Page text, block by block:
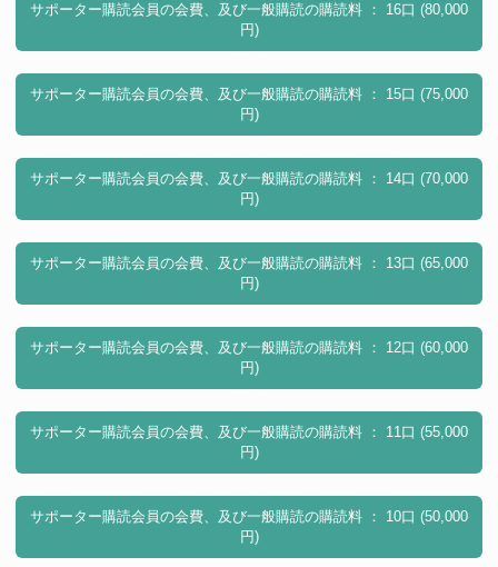
サポーター購読会員の会費、及び一般購読の購読料 ： 16口 (80,000
円)
サポーター購読会員の会費、及び一般購読の購読料 ： 15口 (75,000
円)
サポーター購読会員の会費、及び一般購読の購読料 ： 14口 (70,000
円)
サポーター購読会員の会費、及び一般購読の購読料 ： 13口 (65,000
円)
サポーター購読会員の会費、及び一般購読の購読料 ： 12口 (60,000
円)
サポーター購読会員の会費、及び一般購読の購読料 ： 11口 (55,000
円)
サポーター購読会員の会費、及び一般購読の購読料 ： 10口 (50,000
円)